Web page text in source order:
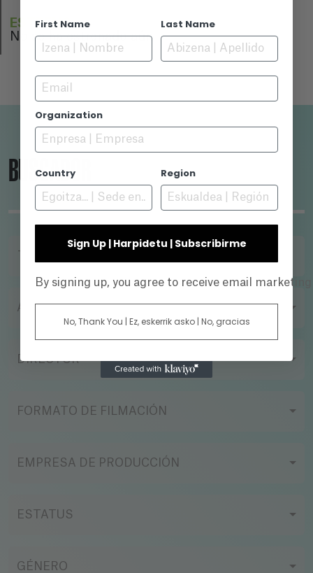
ESTRENO
No se ha estrenado aún
BUSCADOR
AÑO
DIRECTOR
FORMATO DE FILMACIÓN
EMPRESA DE PRODUCCIÓN
ESTATUS
GÉNERO
First Name Last Name
Email
Organization
Country Region
Sign Up | Harpidetu | Subscribirme
By signing up, you agree to receive email
No, Thank You | Ez, eskerrik asko | No, gracias